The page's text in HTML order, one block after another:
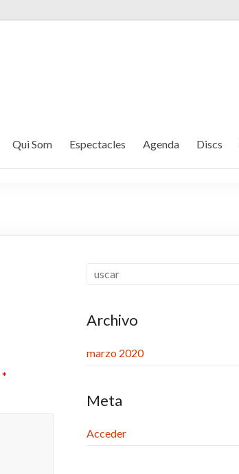
Qui Som Espectacles Agenda Discs
*
Archivo
marzo 2020
Meta
Acceder